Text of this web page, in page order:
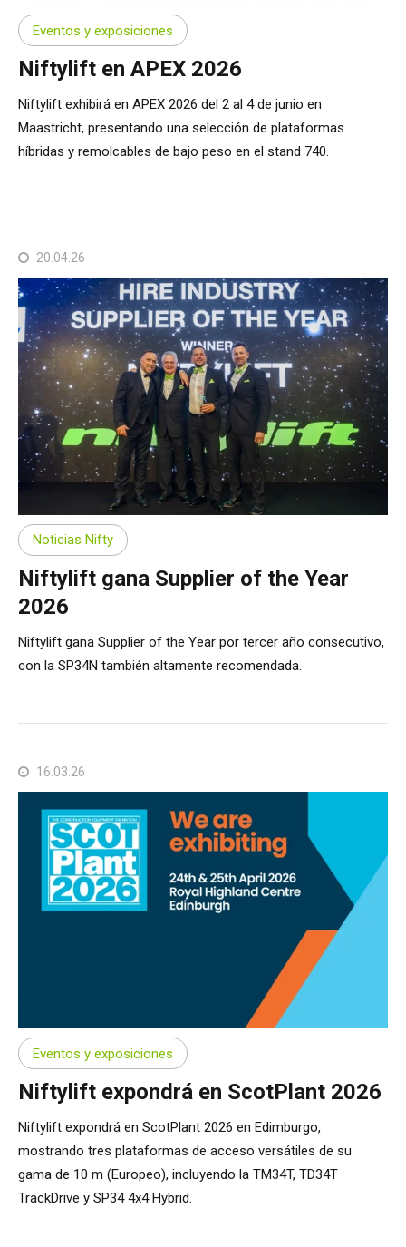
Eventos y exposiciones
Niftylift en APEX 2026
Niftylift exhibirá en APEX 2026 del 2 al 4 de junio en
Maastricht, presentando una selección de plataformas
híbridas y remolcables de bajo peso en el stand 740.
20.04.26
Noticias Nifty
Niftylift gana Supplier of the Year
2026
Niftylift gana Supplier of the Year por tercer año consecutivo,
con la SP34N también altamente recomendada.
16.03.26
Eventos y exposiciones
Niftylift expondrá en ScotPlant 2026
Niftylift expondrá en ScotPlant 2026 en Edimburgo,
mostrando tres plataformas de acceso versátiles de su
gama de 10 m (Europeo), incluyendo la TM34T, TD34T
TrackDrive y SP34 4x4 Hybrid.